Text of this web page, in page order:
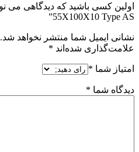
55X100X10 Type AS”
نشانی ایمیل شما منتشر نخواهد شد.
علامت‌گذاری شده‌اند *
امتیاز شما *
دیدگاه شما *